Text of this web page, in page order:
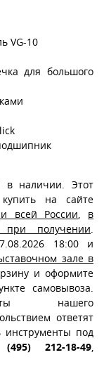
VG-10
для большого
в наличии. Этот
на сайте
всей России
в
получении
18:00 и
зале в
и оформите
самовывоза.
нашего
ответят
под
212-18-49